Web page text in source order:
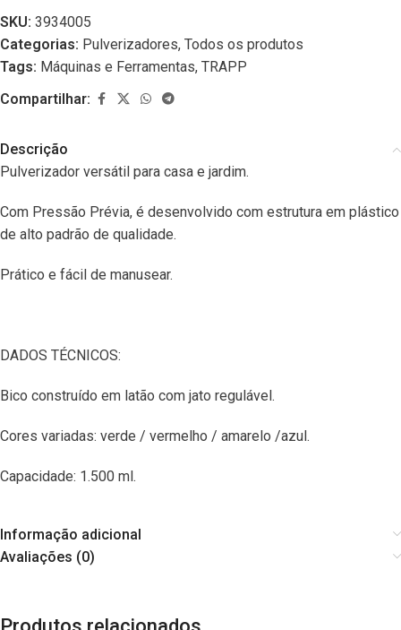
SKU: 3934005
Categorias: Pulverizadores, Todos os produtos
Tags: Máquinas e Ferramentas, TRAPP
Compartilhar:
Descrição
Pulverizador versátil para casa e jardim.
Com Pressão Prévia, é desenvolvido com estrutura em plástico
de alto padrão de qualidade.
Prático e fácil de manusear.
DADOS TÉCNICOS:
Bico construído em latão com jato regulável.
Cores variadas: verde / vermelho / amarelo /azul.
Capacidade: 1.500 ml.
Informação adicional
Avaliações (0)
Produtos relacionados